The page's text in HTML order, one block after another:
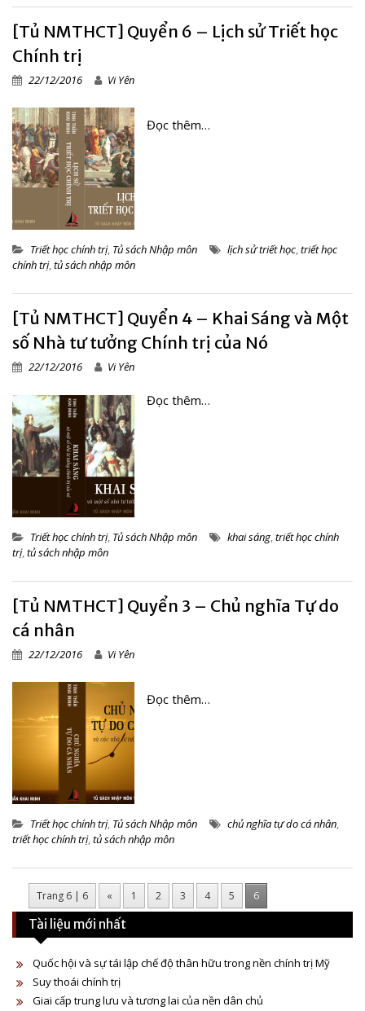
[Tủ NMTHCT] Quyển 6 – Lịch sử Triết học
Chính trị
22/12/2016 Vi Yên
Đọc thêm…
Triết học chính trị, Tủ sách Nhập môn lịch sử triết học,triết học
chính trị,tủ sách nhập môn
[Tủ NMTHCT] Quyển 4 – Khai Sáng và Một
số Nhà tư tưởng Chính trị của Nó
22/12/2016 Vi Yên
Đọc thêm…
Triết học chính trị, Tủ sách Nhập môn khai sáng triết học chính
trị, tủ sách nhập môn
[Tủ NMTHCT] Quyển 3 – Chủ nghĩa Tự do
cá nhân
22/12/2016 Vi Yên
Đọc thêm…
Triết học chính trị, Tủ sách Nhập môn chủ nghĩa tự do cá nhân,
triết học chính trị,tủ sách nhập môn
Trang 6 | 6 « 1 2 3 4 5 6
Tài liệu mới nhất
Quốc hội và sự tái lập chế độ thân hữu trong nền chính trị Mỹ
Suy thoái chính trị
Giai cấp trung lưu và tương lai của nền dân chủ